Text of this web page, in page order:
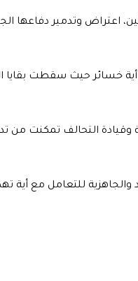
اعتراض وتدمير دفاعها
أية خسائر حيث سقطت بقايا
وقيادة التحالف تمكنت
والجاهزية للتعامل مع أية